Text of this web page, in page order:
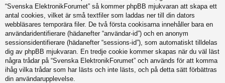
“Svenska ElektronikForumet” så kommer phpBB mjukvaran att skapa ett
antal cookies, vilket är små textfiler som laddas ner till din dators
webbläsares temporära filer. De två första cookisarna innehåller bara en
användaridentifierare (hädanefter “användar-id”) och en anonym
sessionsidentifierare (hädanefter “sessions-id”), som automatiskt tilldelas
dig av phpBB mjukvaran. En tredje cookie kommer skapas när du väl läst
några trådar på “Svenska ElektronikForumet” och används för att komma
ihåg vilka trådar som har lästs och inte lästs, och på detta sätt förbättras
din användarupplevelse.